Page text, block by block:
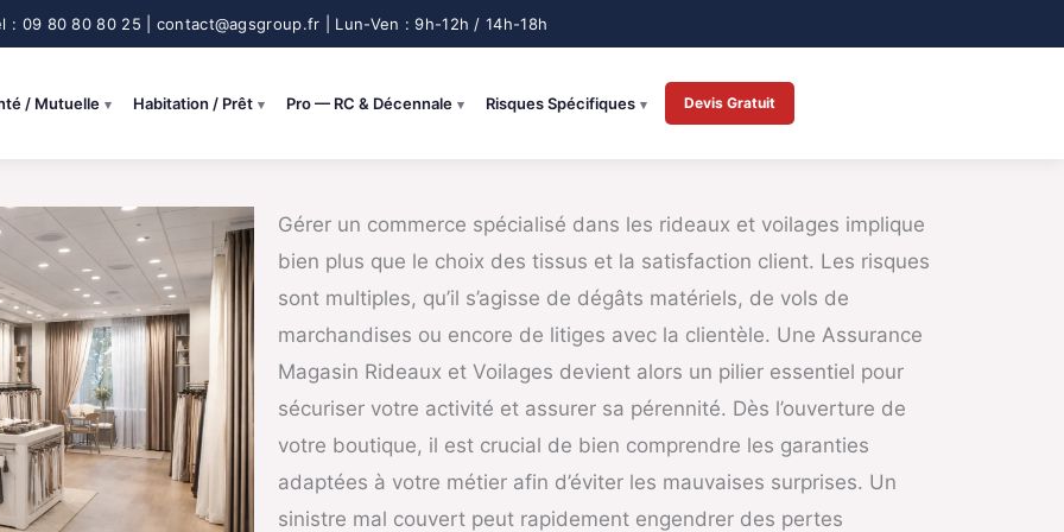
/ Mutuelle Habitation / Prêt Pro — RC & Décennale Risques Spécifiques Devis Gratuit
Gérer un commerce spécialisé dans les rideaux et voilages implique
bien plus que le choix des tissus et la satisfaction client. Les risques
sont multiples, qu’il s’agisse de dégâts matériels, de vols de
marchandises ou encore de litiges avec la clientèle. Une Assurance
Magasin Rideaux et Voilages devient alors un pilier essentiel pour
sécuriser votre activité et assurer sa pérennité. Dès l’ouverture de
votre boutique, il est crucial de bien comprendre les garanties
adaptées à votre métier afin d’éviter les mauvaises surprises. Un
sinistre mal couvert peut rapidement engendrer des pertes